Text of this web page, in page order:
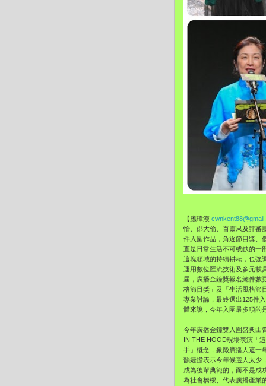
【應瑋漢
怡、 邵大倫、 百靈果及評審
件入圍作品，角逐節目獎、
直是日常生活不可或缺的一
這塊領域的持續耕耘， 也強
運用數位匯流技術及多元載
屆， 廣播金鐘獎報名總件數
格節目獎」及「生活風格節
專業討論， 最終選出125件
體來說， 今年入圍最多項的
今年廣播金鐘獎入圍盛典由
IN THE HOOD現場表演「
手」概念，象徵廣播人這一
韻婕擔表示今年候選人太少
成為後輩典範的，而不是成
為社會橋樑、代表廣播產業